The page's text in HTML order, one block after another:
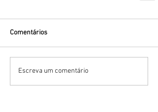
Comentários
Escreva um comentário